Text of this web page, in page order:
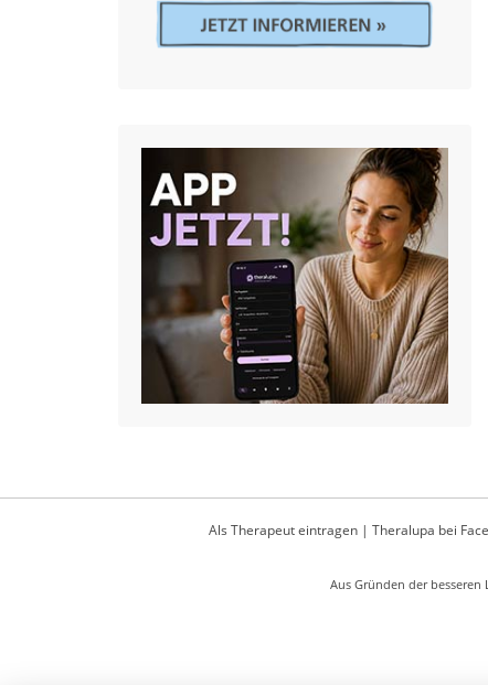
Als Therapeut eintragen| Theralupa bei
Aus Gründen der